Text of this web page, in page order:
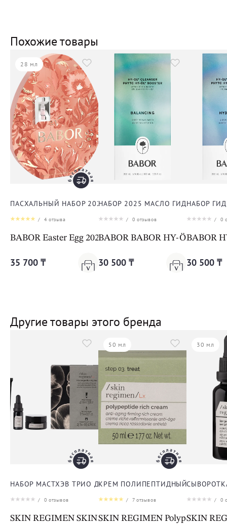
Похожие товары
28 мл
ПАСХАЛЬНЫЙ НАБОР 2025 ДЛЯ ЛИЦА
/ 4отзыва
BABOR Easter Egg 2025
35 700 ₸
НАБОР 2025 МАСЛО
/ 0 отзывов
BABOR BABOR HY-ÖL
30 500 ₸
НАБОР
/ 0
BABOR
30 500 ₸
Другие товары этого бренда
НАБОР МАСТХЭВ ТРИО ДЛЯ ЛИЦА
/ 0 отзывов
SKIN REGIMEN SKIN REGIMEN GIFT KIT
50 мл
КРЕМ ПОЛИПЕПТИДНЫЙ
/ 7отзывов
SKIN REGIMEN Polypeptide
30 мл
/ 0
SKIN